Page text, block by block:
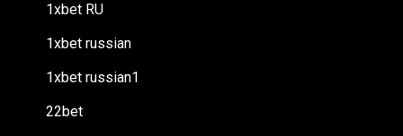
1xbet RU
1xbet russian
1xbet russian1
22bet